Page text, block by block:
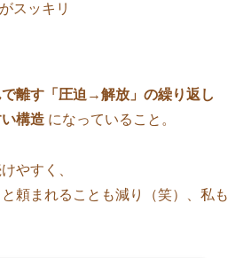
スッキリ
離す「圧迫→解放」の繰り返し
構造 になっていること。
やすく、
と頼まれることも減り（笑）、私も